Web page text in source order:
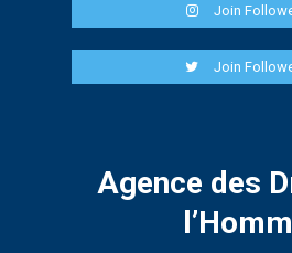
Join
Join
Agence des